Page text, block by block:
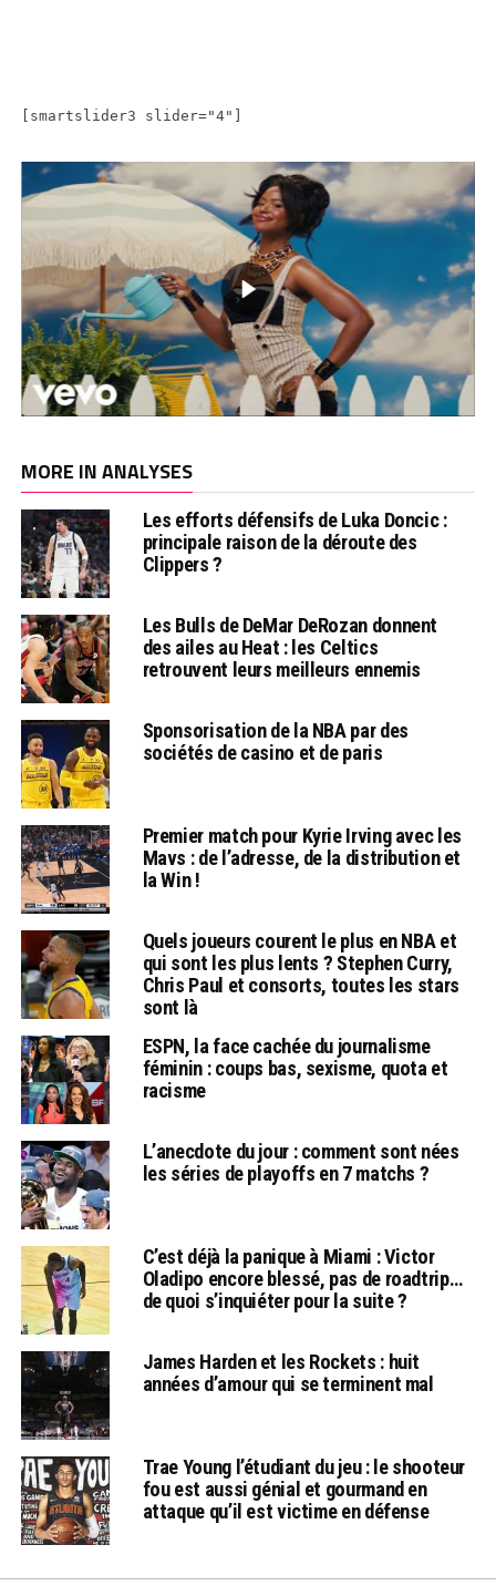
[smartslider3 slider="4"]
MORE IN ANALYSES
Les efforts défensifs de Luka Doncic :
principale raison de la déroute des
Clippers ?
Les Bulls de DeMar DeRozan donnent
des ailes au Heat : les Celtics
retrouvent leurs meilleurs ennemis
Sponsorisation de la NBA par des
sociétés de casino et de paris
Premier match pour Kyrie Irving avec les
Mavs : de l’adresse, de la distribution et
la Win !
Quels joueurs courent le plus en NBA et
qui sont les plus lents ? Stephen Curry,
Chris Paul et consorts, toutes les stars
sont là
ESPN, la face cachée du journalisme
féminin : coups bas, sexisme, quota et
racisme
L’anecdote du jour : comment sont nées
les séries de playoffs en 7 matchs ?
C’est déjà la panique à Miami : Victor
Oladipo encore blessé, pas de roadtrip…
de quoi s’inquiéter pour la suite ?
James Harden et les Rockets : huit
années d’amour qui se terminent mal
Trae Young l’étudiant du jeu : le shooteur
fou est aussi génial et gourmand en
attaque qu’il est victime en défense